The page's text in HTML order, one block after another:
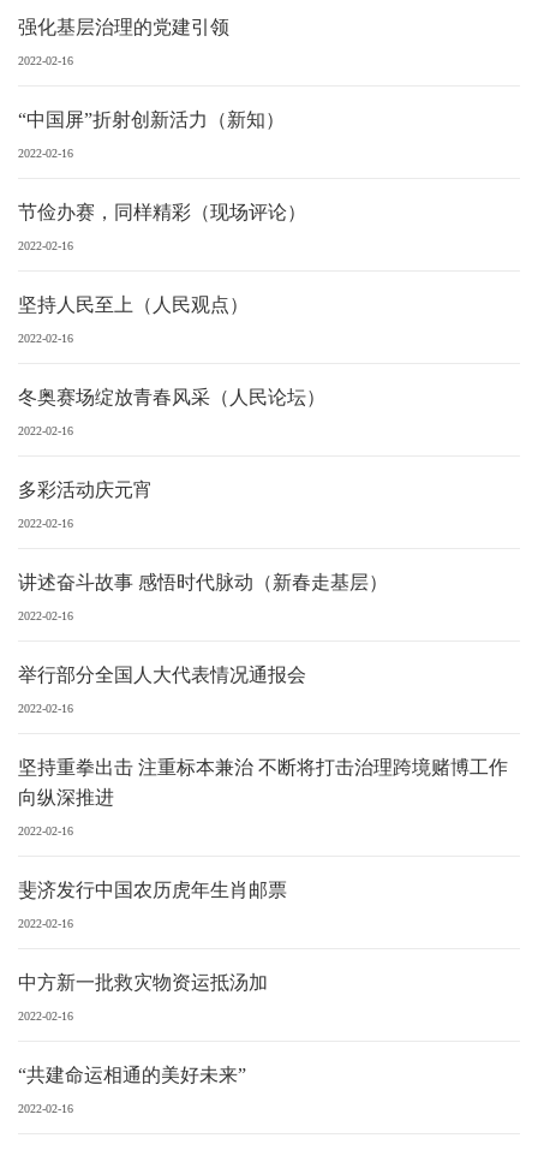
强化基层治理的党建引领
2022-02-16
“中国屏”折射创新活力（新知）
2022-02-16
节俭办赛，同样精彩（现场评论）
2022-02-16
坚持人民至上（人民观点）
2022-02-16
冬奥赛场绽放青春风采（人民论坛）
2022-02-16
多彩活动庆元宵
2022-02-16
讲述奋斗故事 感悟时代脉动（新春走基层）
2022-02-16
举行部分全国人大代表情况通报会
2022-02-16
坚持重拳出击 注重标本兼治 不断将打击治理跨境赌博工作
向纵深推进
2022-02-16
斐济发行中国农历虎年生肖邮票
2022-02-16
中方新一批救灾物资运抵汤加
2022-02-16
“共建命运相通的美好未来”
2022-02-16